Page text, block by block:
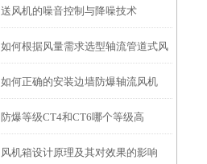
送风机的噪音控制与降噪技术
如何根据风量需求选型轴流管道式风
机
如何正确的安装边墙防爆轴流风机
防爆等级CT4和CT6哪个等级高
风机箱设计原理及其对效果的影响